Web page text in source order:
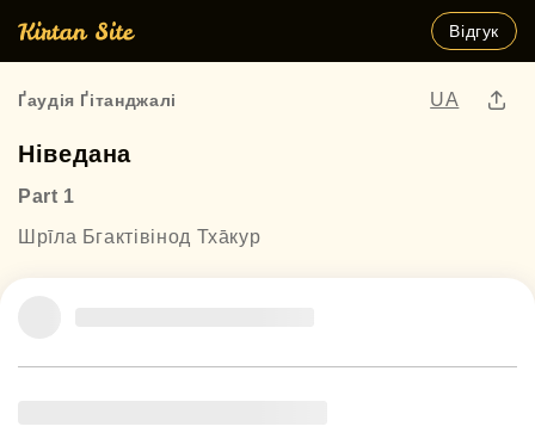
Відгук
Ґаудія Ґітанджалі UA
Ніведана
Part 1
Шрīла Бгактівінод Тха̄кур